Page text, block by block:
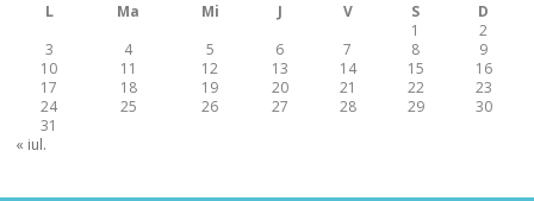
L Ma Mi J V S
D
1
2
3
4 5 6 7 8
9
10
11 12 13 14 15
16
17
18 19 20 21 22
23
24
25 26 27 28 29
30
31
« iul.